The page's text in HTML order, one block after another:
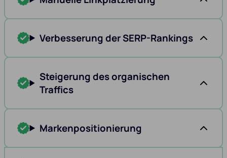
Verbesserung der SERP-Rankings
Steigerung des organischen
Traffics
Markenpositionierung